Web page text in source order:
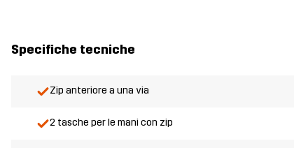
Specifiche tecniche
Zip anteriore a una via
2 tasche per le mani con zip